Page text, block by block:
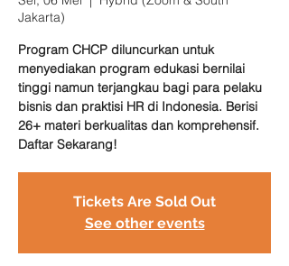
Jakarta)
Program CHCP diluncurkan untuk
menyediakan program edukasi bernilai
tinggi namun terjangkau bagi para pelaku
bisnis dan praktisi HR di Indonesia. Berisi
26+ materi berkualitas dan komprehensif.
Daftar Sekarang!
Tickets Are Sold Out
See other events